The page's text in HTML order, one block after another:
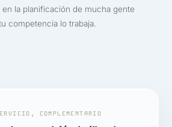
la planificación de mucha gente
competencia lo trabaja.
COMPLEMENTARIO